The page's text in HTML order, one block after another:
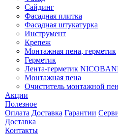
Сайдинг
Фасадная плитка
Фасадная штукатурка
Инструмент
Крепеж
Монтажная пена, герметик
Герметик
Лента-герметик
Монтажная пена
Очиститель монтажной
Акции
Полезное
Оплата Доставка Гарантии
Доставка
Контакты